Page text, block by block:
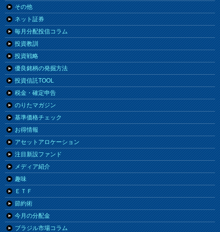
その他
ネット証券
毎月分配投信コラム
投資教訓
投資戦略
優良銘柄の発掘方法
投資信託TOOL
税金・確定申告
のりたマガジン
基準価格チェック
お得情報
アセットアロケーション
注目新設ファンド
メディア紹介
趣味
ＥＴＦ
節約術
今月の分配金
ブラジル市場コラム